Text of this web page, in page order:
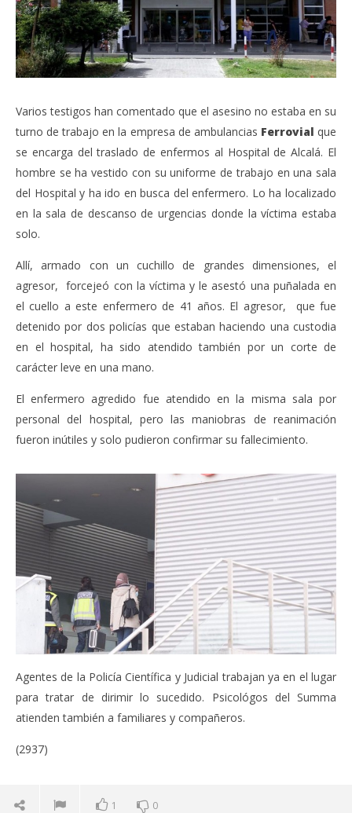
Varios testigos han comentado que el asesino no estaba en su
turno de trabajo en la empresa de ambulancias Ferrovial que
se encarga del traslado de enfermos al Hospital de Alcalá. El
hombre se ha vestido con su uniforme de trabajo en una sala
del Hospital y ha ido en busca del enfermero. Lo ha localizado
en la sala de descanso de urgencias donde la víctima estaba
solo.
Allí, armado con un cuchillo de grandes dimensiones, el
agresor, forcejeó con la víctima y le asestó una puñalada en
el cuello a este enfermero de 41 años. El agresor, que fue
detenido por dos policías que estaban haciendo una custodia
en el hospital, ha sido atendido también por un corte de
carácter leve en una mano.
El enfermero agredido fue atendido en la misma sala por
personal del hospital, pero las maniobras de reanimación
fueron inútiles y solo pudieron confirmar su fallecimiento.
Agentes de la Policía Científica y Judicial trabajan ya en el lugar
para tratar de dirimir lo sucedido. Psicológos del Summa
atienden también a familiares y compañeros.
(2937)
1 0